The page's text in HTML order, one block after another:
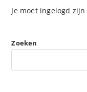
Je moet ingelogd zijn
Zoeken